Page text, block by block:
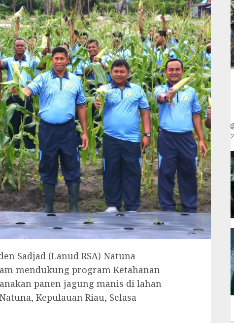
Sadjad (Lanud RSA) Natuna
mendukung program Ketahanan
panen jagung manis di lahan
Kepulauan Riau, Selasa